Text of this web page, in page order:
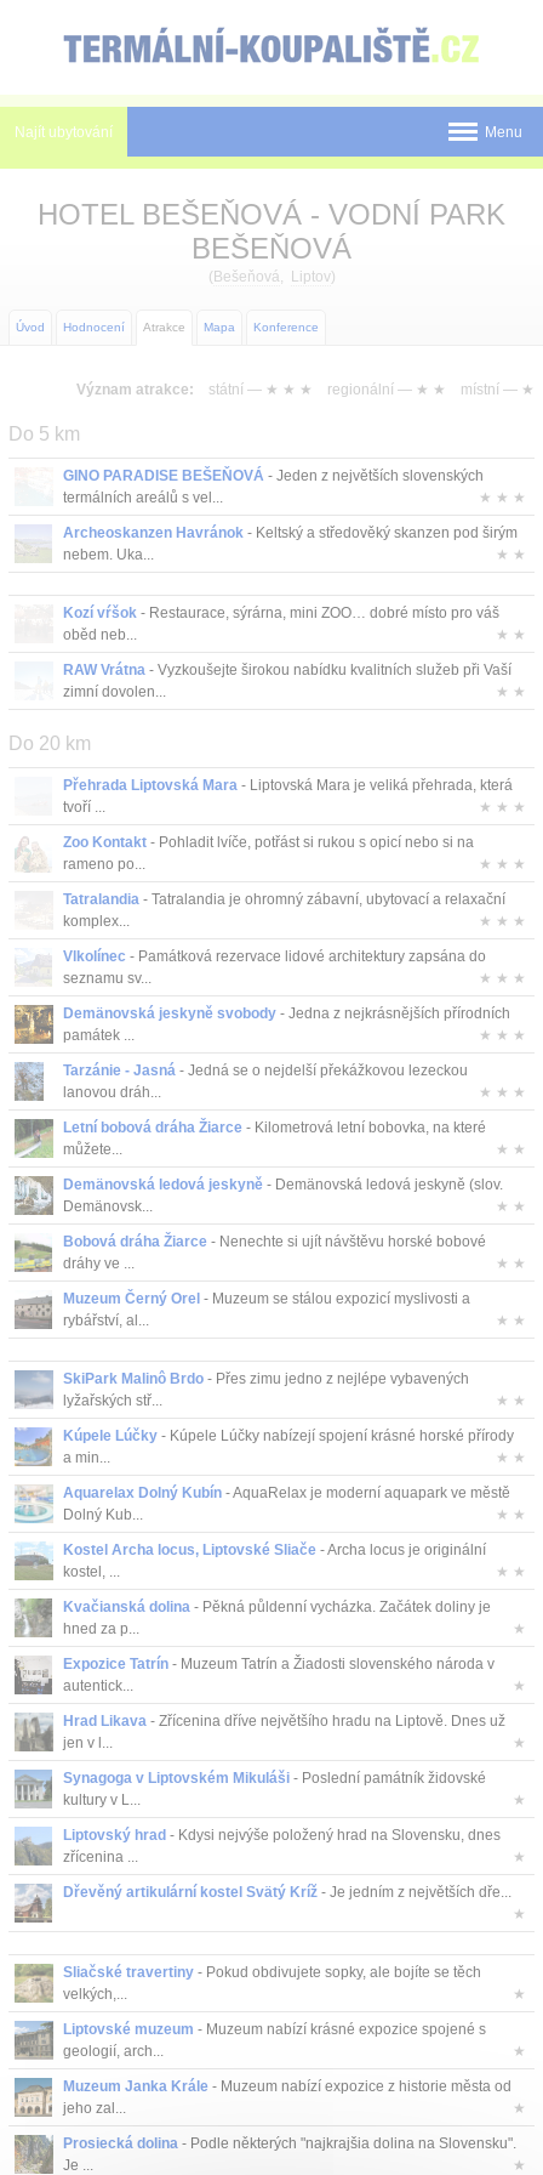
Najít ubytování
Postup rezervace
Tištěné katalogy
Kontakt
Menu
HOTEL BEŠEŇOVÁ - VODNÍ PARK
BEŠEŇOVÁ
( Bešeňová, Liptov)
Úvod Hodnocení Atrakce Mapa Konference
Význam atrakce: státní — ★ ★ ★ regionální — ★ ★ místní — ★
Do 5 km
GINO PARADISE BEŠEŇOVÁ - Jeden z největších slovenských
termálních areálů s vel...
★ ★ ★
Archeoskanzen Havránok - Keltský a středověký skanzen pod širým
nebem. Uka...
★ ★
Kozí vŕšok - Restaurace, sýrárna, mini ZOO… dobré místo pro váš
oběd neb...
★ ★
RAW Vrátna - Vyzkoušejte širokou nabídku kvalitních služeb při Vaší
zimní dovolen...
★ ★
Do 20 km
Přehrada Liptovská Mara - Liptovská Mara je veliká přehrada, která
tvoří ...
★ ★ ★
Zoo Kontakt - Pohladit lvíče, potřást si rukou s opicí nebo si na
rameno po...
★ ★ ★
Tatralandia - Tatralandia je ohromný zábavní, ubytovací a relaxační
komplex...
★ ★ ★
Vlkolínec - Památková rezervace lidové architektury zapsána do
seznamu sv...
★ ★ ★
Demänovská jeskyně svobody - Jedna z nejkrásnějších přírodních
památek ...
★ ★ ★
Tarzánie - Jasná - Jedná se o nejdelší překážkovou lezeckou
lanovou dráh...
★ ★ ★
Letní bobová dráha Žiarce - Kilometrová letní bobovka, na které
můžete...
★ ★
Demänovská ledová jeskyně - Demänovská ledová jeskyně (slov.
Demänovsk...
★ ★
Bobová dráha Žiarce - Nenechte si ujít návštěvu horské bobové
dráhy ve ...
★ ★
Muzeum Černý Orel - Muzeum se stálou expozicí myslivosti a
rybářství, al...
★ ★
SkiPark Malinô Brdo - Přes zimu jedno z nejlépe vybavených
lyžařských stř...
★ ★
Kúpele Lúčky - Kúpele Lúčky nabízejí spojení krásné horské přírody
a min...
★ ★
Aquarelax Dolný Kubín - AquaRelax je moderní aquapark ve městě
Dolný Kub...
★ ★
Kostel Archa locus, Liptovské Sliače - Archa locus je originální
kostel, ...
★ ★
Kvačianská dolina - Pěkná půldenní vycházka. Začátek doliny je
hned za p...
★
Expozice Tatrín - Muzeum Tatrín a Žiadosti slovenského národa v
autentick...
★
Hrad Likava - Zřícenina dříve největšího hradu na Liptově. Dnes už
jen v l...
★
Synagoga v Liptovském Mikuláši - Poslední památník židovské
kultury v L...
★
Liptovský hrad - Kdysi nejvýše položený hrad na Slovensku, dnes
zřícenina ...
★
Dřevěný artikulární kostel Svätý Kríž - Je jedním z největších dře...
★
Sliačské travertiny - Pokud obdivujete sopky, ale bojíte se těch
velkých,...
★
Liptovské muzeum - Muzeum nabízí krásné expozice spojené s
geologií, arch...
★
Muzeum Janka Krále - Muzeum nabízí expozice z historie města od
jeho zal...
★
Prosiecká dolina - Podle některých "najkrajšia dolina na Slovensku".
Je ...
★